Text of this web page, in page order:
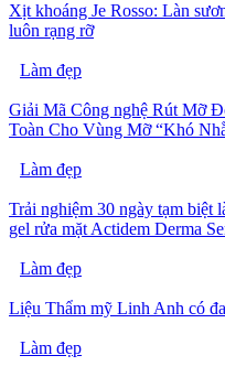
Xịt khoáng Je Rosso: Làn
luôn rạng rỡ
Làm đẹp
Giải Mã Công nghệ Rút Mỡ
Toàn Cho Vùng Mỡ “Khó
Làm đẹp
Trải nghiệm 30 ngày tạm biệt
gel rửa mặt Actidem Derma
Làm đẹp
Liệu Thẩm mỹ Linh Anh có
Làm đẹp